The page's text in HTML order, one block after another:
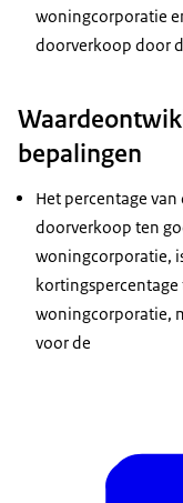
woningcorporatie
doorverkoop door
bepalingen
Het percentage
doorverkoop ten
woningcorporatie,
woningcorporatie,
voor de